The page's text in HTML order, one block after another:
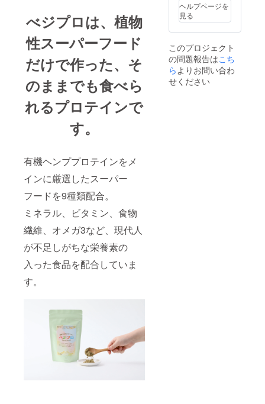
べジプロは、植物
性スーパーフード
だけで作った、そ
のままでも食べら
れるプロテインで
す。
有機ヘンププロテインをメ
インに厳選したスーパー
フードを9種類配合。
ミネラル、ビタミン、食物
繊維、オメガ3など、現代人
が不足しがちな栄養素の
入った食品を配合していま
す。
ヘルプページを
見る
このプロジェクト
の問題報告はこち
らよりお問い合わ
せください